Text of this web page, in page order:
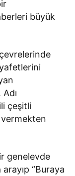
büyük
çeşitli
vermekten
genelevde
“Buraya